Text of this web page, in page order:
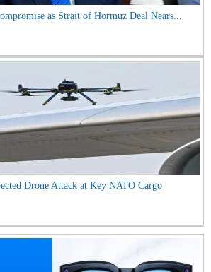
as Strait of Hormuz Deal Nears...
Drone Attack at Key NATO Cargo